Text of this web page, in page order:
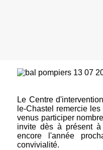
Le Centre
le-Chastel remercie
venus participer
invite dès à présent
encore l'année
convivialité.